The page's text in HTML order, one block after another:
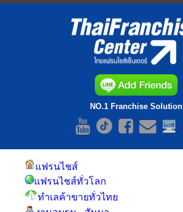
NO.1 Franchise Solution
แฟรนไชส์
แฟรนไชส์ทั่วโลก
ทำเลค้าขายทั่วไทย